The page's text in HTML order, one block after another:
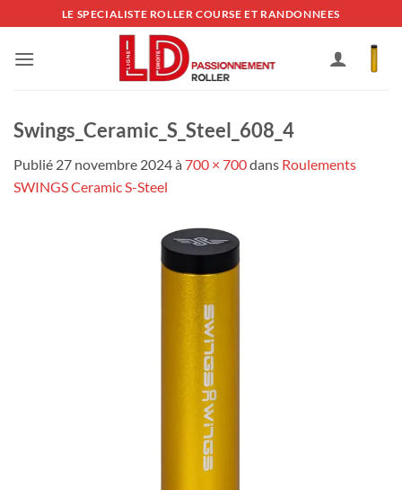
au
contenu
LE SPECIALISTE ROLLER COURSE ET RANDONNEES
Swings_Ceramic_S_Steel_608_4
Publié 27 novembre 2024à 700 × 700dans Roulements
SWINGS Ceramic S-Steel